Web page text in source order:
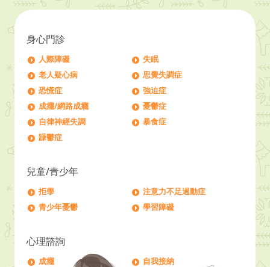
身心門診
人際障礙
失眠
老人疑心病
思覺失調症
恐慌症
強迫症
成癮/網路成癮
憂鬱症
自律神經失調
暴食症
躁鬱症
兒童/青少年
拒學
注意力不足過動症
青少年憂鬱
學習障礙
心理諮詢
成癮
自我接納